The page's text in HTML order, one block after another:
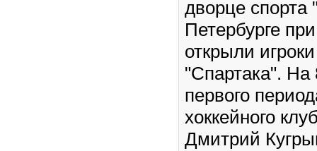
дворце
Петербурге
открыли
"Спартака". На
первого
хоккейного
Дмитрий